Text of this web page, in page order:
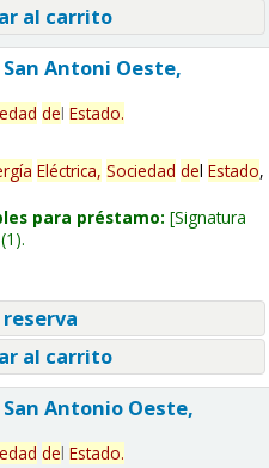
al carrito
Antoni Oeste,
del Estado.
Eléctrica, Sociedad del Estado,
para préstamo: Signatura
(1).
al carrito
Antonio Oeste,
del Estado.